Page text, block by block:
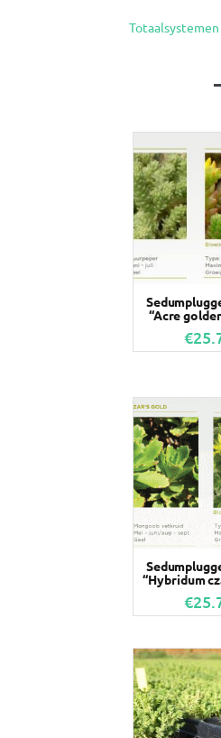
Totaalsystemen
“Acre
€
“Hybridum
€